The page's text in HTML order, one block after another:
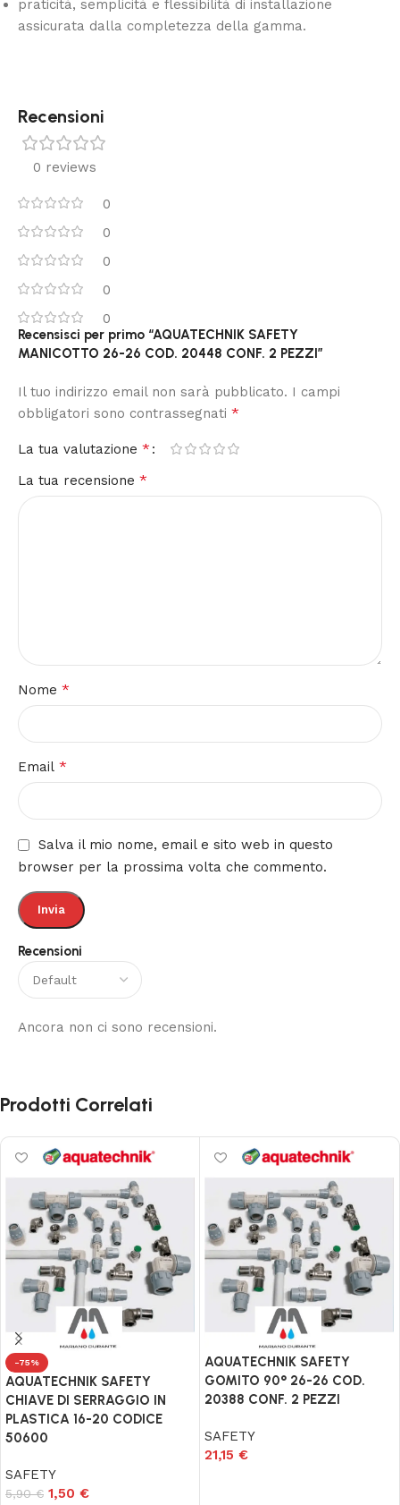
praticità, semplicità e flessibilità di installazione
assicurata dalla completezza della gamma.
Recensioni
0 reviews
0
0
0
0
0
Recensioni
Ancora non ci sono recensioni.
Recensisci per primo “AQUATECHNIK SAFETY
MANICOTTO 26-26 COD. 20448 CONF. 2 PEZZI”
Il tuo indirizzo email non sarà pubblicato. I campi
obbligatori sono contrassegnati *
La tua valutazione *
La tua recensione *
Nome *
Email *
Salva il mio nome, email e sito web in questo
browser per la prossima volta che commento.
Prodotti Correlati
-75%
AQUATECHNIK SAFETY
CHIAVE DI SERRAGGIO IN
PLASTICA 16-20 CODICE
50600
SAFETY
5,90€ 1,50 €
AQUATECHNIK SAFETY
GOMITO 90° 26-26 COD.
20388 CONF. 2 PEZZI
SAFETY
21,15 €